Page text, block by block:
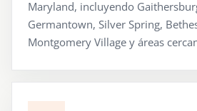
Maryland, incluyendo
Germantown, Silver Spring,
Montgomery Village y áreas